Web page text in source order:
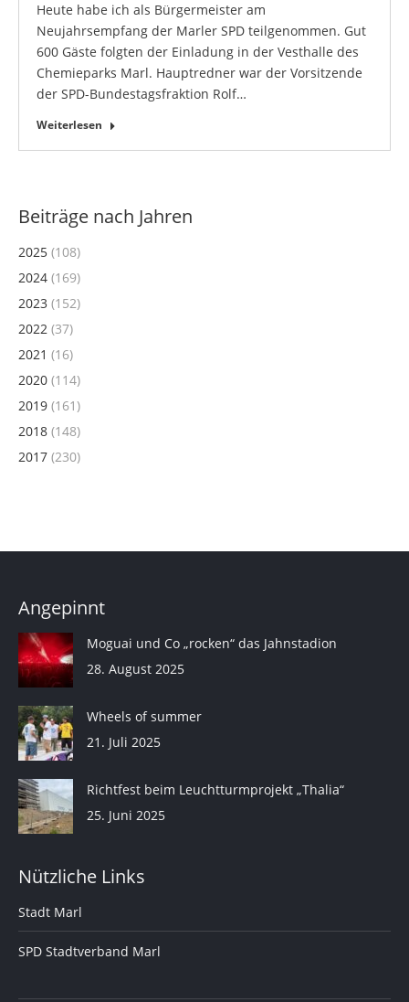
Heute habe ich als Bürgermeister am
Neujahrsempfang der Marler SPD teilgenommen. Gut
600 Gäste folgten der Einladung in der Vesthalle des
Chemieparks Marl. Hauptredner war der Vorsitzende
der SPD-Bundestagsfraktion Rolf…
Weiterlesen
Beiträge nach Jahren
2025 (108)
2024 (169)
2023 (152)
2022 (37)
2021 (16)
2020 (114)
2019 (161)
2018 (148)
2017 (230)
Angepinnt
Moguai und Co „rocken“ das Jahnstadion
28. August 2025
Wheels of summer
21. Juli 2025
Richtfest beim Leuchtturmprojekt „Thalia“
25. Juni 2025
Nützliche Links
Stadt Marl
SPD Stadtverband Marl